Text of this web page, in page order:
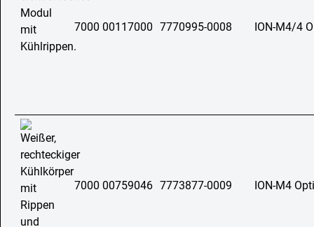
7000 00117000 7770995-0008 ION-M4/4
7000 00759046 7773877-0009 ION-M4